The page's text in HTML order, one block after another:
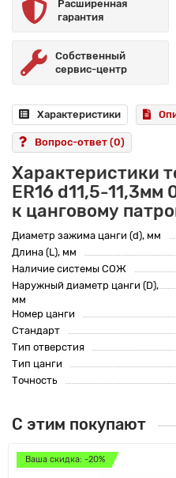
Расширенная
гарантия
Собственный
сервис-центр
Характеристики
Вопрос-ответ (0)
Характеристики
ER16 d11,5-
к цанговому
Диаметр зажима цанги (d), мм
Длина (L), мм
Наличие системы СОЖ
Наружный диаметр цанги (D),
мм
Номер цанги
Стандарт
Тип отверстия
Тип цанги
Точность
С этим покупают
Ваша скидка: -20%